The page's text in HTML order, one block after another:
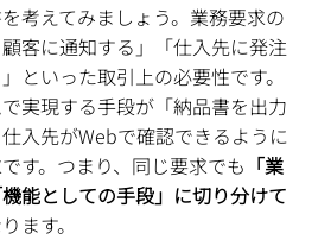
考えてみましょう。業務要求の
客に通知する」「仕入先に発注
といった取引上の必要性です。
実現する手段が「納品書を出力
入先がWebで確認できるように
す。つまり、同じ要求でも 「業
能としての手段」に切り分けて
ます。